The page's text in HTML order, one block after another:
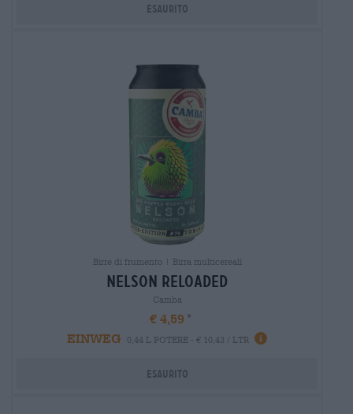
Esaurito
Birre di frumento | Birra multicereali
nelson reloaded
Camba
€ 4,59
EINWEG
0,44 L POTERE - € 10,43 / LTR
Esaurito